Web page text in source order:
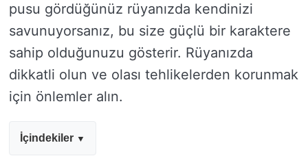
pusu gördüğünüz rüyanızda kendinizi
savunuyorsanız, bu size güçlü bir karaktere
sahip olduğunuzu gösterir. Rüyanızda
dikkatli olun ve olası tehlikelerden korunmak
için önlemler alın.
İçindekiler